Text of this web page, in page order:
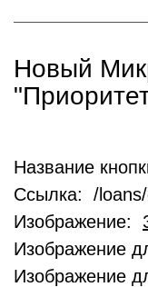
Новый
Название
Ссылка: /
Изображение:
Изображение
Изображение